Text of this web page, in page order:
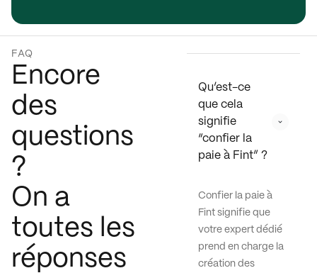
FAQ
Encore
des
questions
?
On a
toutes les
réponses
Qu’est-ce
que cela
signifie
“confier la
paie à Fint” ?
Confier la paie à
Fint signifie que
votre expert dédié
prend en charge la
création des